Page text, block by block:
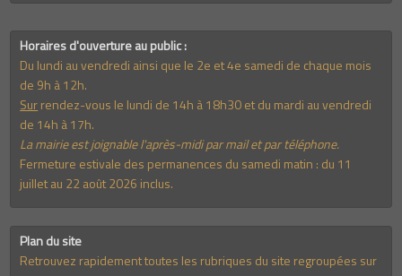
Horaires d'ouverture au public :
Du lundi au vendredi ainsi que le 2e et 4e samedi de chaque mois
de 9h à 12h.
Surrendez-vous le lundi de 14h à 18h30 et du mardi au vendredi
de 14h à 17h.
La mairie est joignable l'après-midi par mail et par téléphone.
Fermeture estivale des permanences du samedi matin : du 11
juillet au 22 août 2026 inclus.
Plan du site
Retrouvez rapidement toutes les rubriques du site regroupées sur